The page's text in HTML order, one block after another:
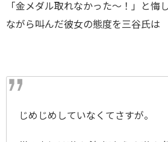
「金メダル取れなかった～！」と悔
ながら叫んだ彼女の態度を三谷氏は
じめじめしていなくてさすが。